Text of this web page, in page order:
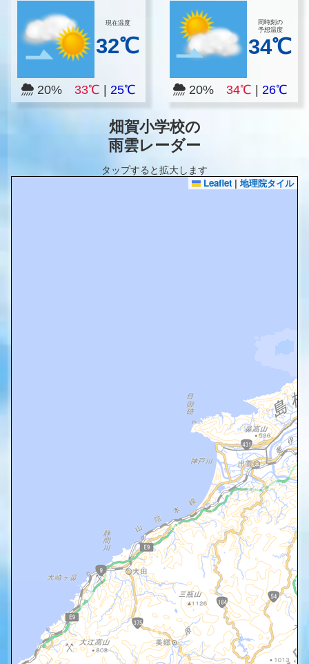
現在温度
32℃
20% 33℃ 25℃
同時刻の
予想温度
34℃
20%34℃ |26℃
畑賀小学校の
雨雲レーダー
タップすると拡大します
Leaflet | 地理院タイル